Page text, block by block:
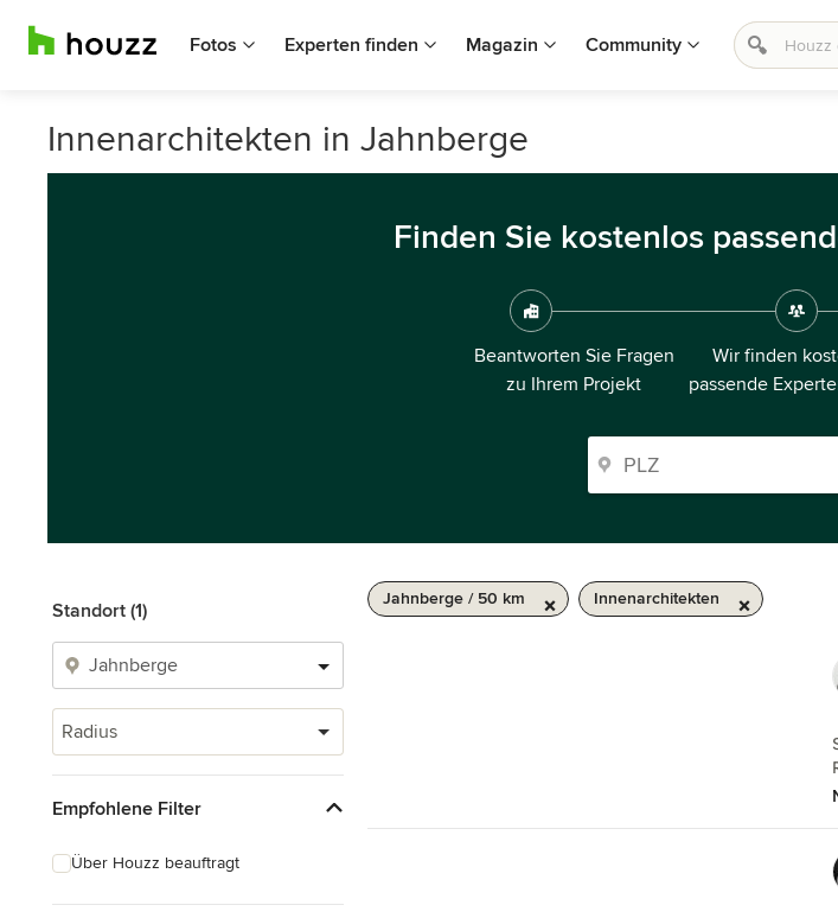
Fotos Experten finden Magazin Community
Innenarchitekten in Jahnberge
Finden Sie kostenlos
Beantworten Sie Fragen
zu Ihrem Projekt
Wir finden
passende
Standort (1)
Radius
Empfohlene Filter
Über Houzz beauftragt
Jahnberge / 50 km Innenarchitekten